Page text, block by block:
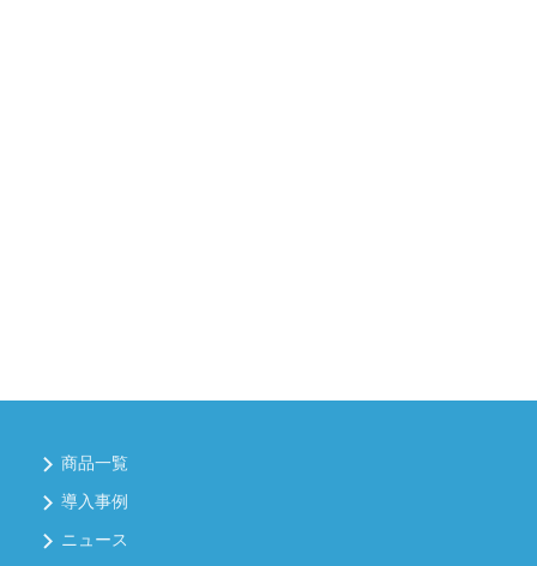
商品一覧
導入事例
ニュース